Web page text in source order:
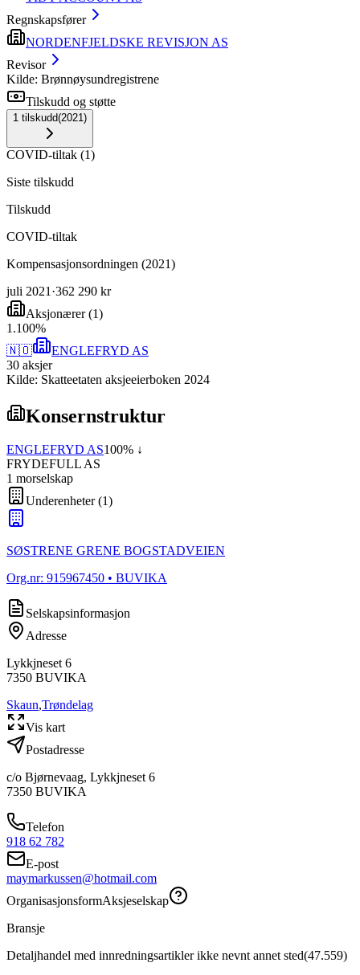
Regnskapsfører
NORDENFJELDSKE REVISJON AS
Revisor
Kilde: Brønnøysundregistrene
Tilskudd og støtte
1 tilskudd(2021)
COVID-tiltak (1)
Siste tilskudd
Tilskudd
COVID-tiltak
Kompensasjonsordningen (2021)
juli 2021 ·362 290 kr
Aksjonærer(1)
1 .100%
🇳🇴
ENGLEFRYD AS
30 aksjer
Kilde: Skatteetaten aksjeeierboken 2024
Konsernstruktur
ENGLEFRYD AS100% ↓
FRYDEFULL AS
1 morselskap
Underenheter(1)
SØSTRENE GRENE BOGSTADVEIEN
Org.nr: 915967450 • BUVIKA
Selskapsinformasjon
Adresse
Lykkjneset 6
7350 BUVIKA
Skaun,Trøndelag
Vis kart
Postadresse
c/o Bjørnevaag, Lykkjneset 6
7350 BUVIKA
Telefon
918 62 782
E-post
maymarkussen@hotmail.com
OrganisasjonsformAksjeselskap
Bransje
Detaljhandel med innredningsartikler ikke nevnt annet sted(47.559)